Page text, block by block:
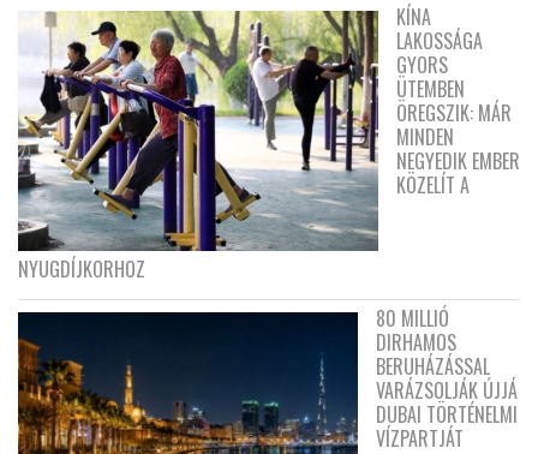
KÍNA
LAKOSSÁGA
GYORS
ÜTEMBEN
ÖREGSZIK: MÁR
MINDEN
NEGYEDIK EMBER
KÖZELÍT A
NYUGDÍJKORHOZ
80 MILLIÓ
DIRHAMOS
BERUHÁZÁSSAL
VARÁZSOLJÁK ÚJJÁ
DUBAI TÖRTÉNELMI
VÍZPARTJÁT